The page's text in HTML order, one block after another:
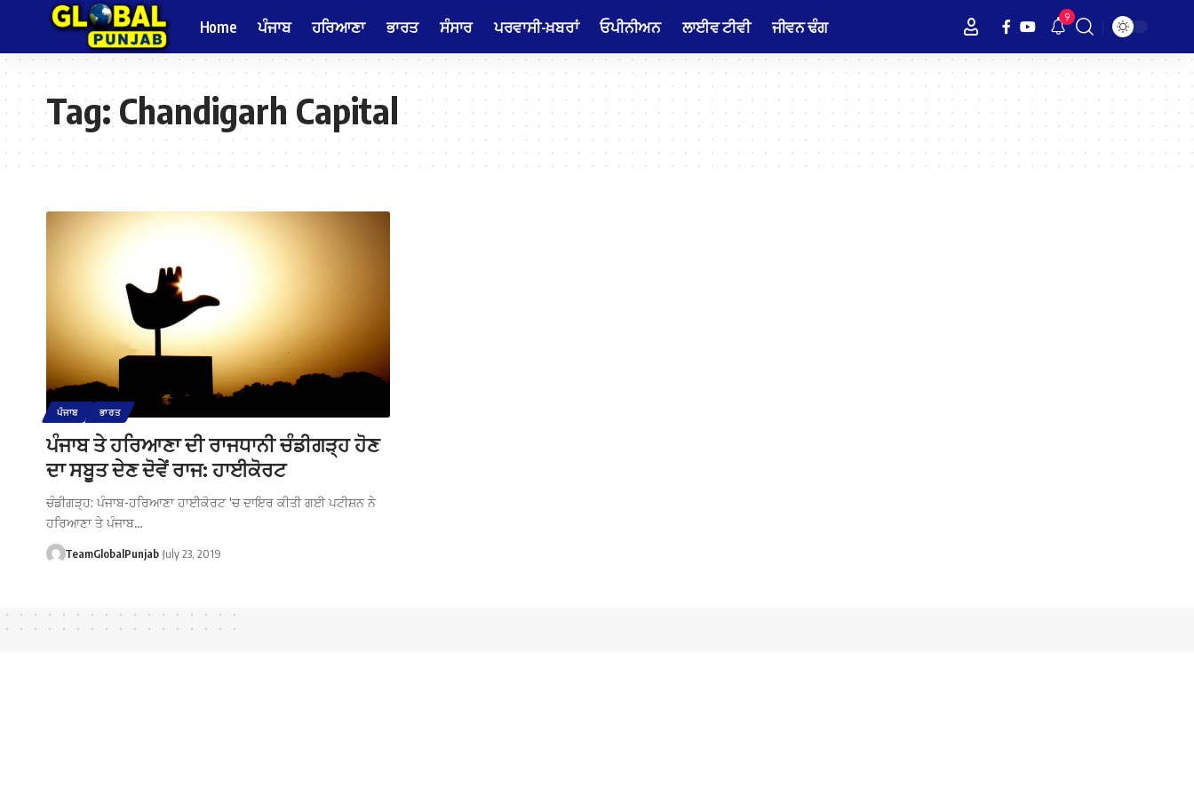
Home ਪੰਜਾਬ ਹਰਿਆਣਾ ਭਾਰਤ ਸੰਸਾਰ ਪਰਵਾਸੀ-ਖ਼ਬਰਾਂ ਓਪੀਨੀਅਨ ਲਾਈਵ ਟੀਵੀ ਜੀਵਨ ਢੰਗ 9
Tag:Chandigarh Capital
ਪੰਜਾਬ ਭਾਰਤ
ਪੰਜਾਬ ਤੇ ਹਰਿਆਣਾ ਦੀ ਰਾਜਧਾਨੀ ਚੰਡੀਗੜ੍ਹ ਹੋਣ
ਦਾ ਸਬੂਤ ਦੇਣ ਦੋਵੇਂ ਰਾਜ: ਹਾਈਕੋਰਟ
ਚੰਡੀਗੜ੍ਹ: ਪੰਜਾਬ-ਹਰਿਆਣਾ ਹਾਈਕੋਰਟ 'ਚ ਦਾਇਰ ਕੀਤੀ ਗਈ ਪਟੀਸ਼ਨ ਨੇ
ਹਰਿਆਣਾ ਤੇ ਪੰਜਾਬ…
TeamGlobalPunjab July 23, 2019